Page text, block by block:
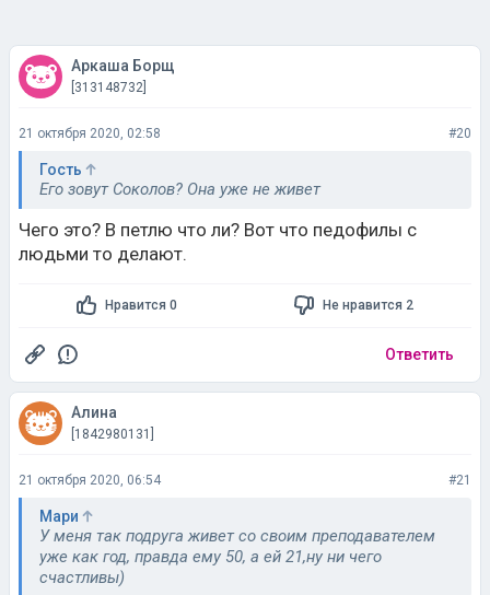
Аркаша Борщ
[313148732]
21 октября 2020, 02:58 #20
Гость
Его зовут Соколов? Она уже не живет
Чего это? В петлю что ли? Вот что педофилы с
людьми то делают.
Нравится 0 Не нравится 2
Ответить
Алина
[1842980131]
21 октября 2020, 06:54 #21
Мари
У меня так подруга живет со своим преподавателем
уже как год, правда ему 50, а ей 21,ну ни чего
счастливы)